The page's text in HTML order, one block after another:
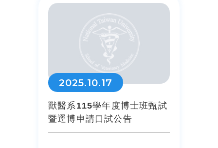
2025.10.17
獸醫系115學年度博士班甄試
暨逕博申請口試公告